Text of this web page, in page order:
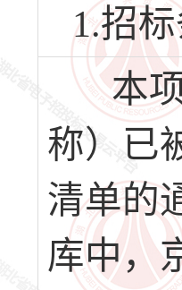
1.招
本项
称）已
清单的
库中，